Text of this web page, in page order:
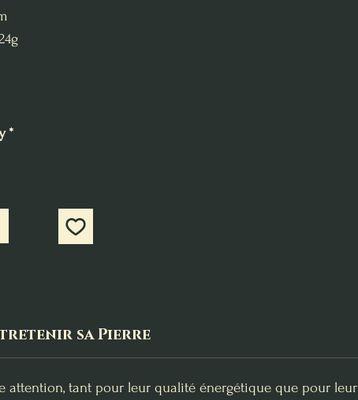
*
sa Pierre
attention, tant pour leur qualité énergétique que pour leur